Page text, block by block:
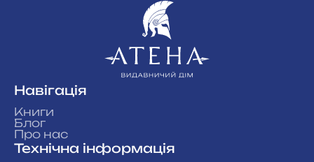
Навігація
Книги
Блог
Про нас
Технічна інформація